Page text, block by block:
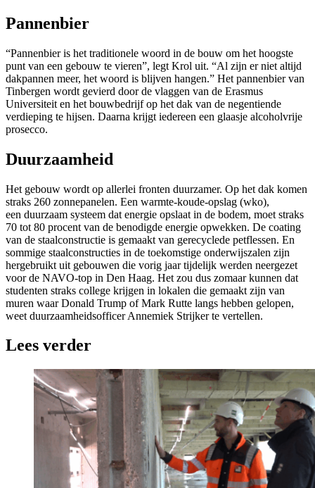
Pannenbier
“Pannenbier is het traditionele woord in de bouw om het hoogste
punt van een gebouw te vieren”, legt Krol uit. “Al zijn er niet altijd
dakpannen meer, het woord is blijven hangen.” Het pannenbier van
Tinbergen wordt gevierd door de vlaggen van de Erasmus
Universiteit en het bouwbedrijf op het dak van de negentiende
verdieping te hijsen. Daarna krijgt iedereen een glaasje alcoholvrije
prosecco.
Duurzaamheid
Het gebouw wordt op allerlei fronten duurzamer. Op het dak komen
straks 260 zonnepanelen. Een warmte-koude-opslag (wko),
een duurzaam systeem dat energie opslaat in de bodem, moet straks
70 tot 80 procent van de benodigde energie opwekken. De coating
van de staalconstructie is gemaakt van gerecyclede petflessen. En
sommige staalconstructies in de toekomstige onderwijszalen zijn
hergebruikt uit gebouwen die vorig jaar tijdelijk werden neergezet
voor de NAVO-top in Den Haag. Het zou dus zomaar kunnen dat
studenten straks college krijgen in lokalen die gemaakt zijn van
muren waar Donald Trump of Mark Rutte langs hebben gelopen,
weet duurzaamheidsofficer Annemiek Strijker te vertellen.
Lees verder